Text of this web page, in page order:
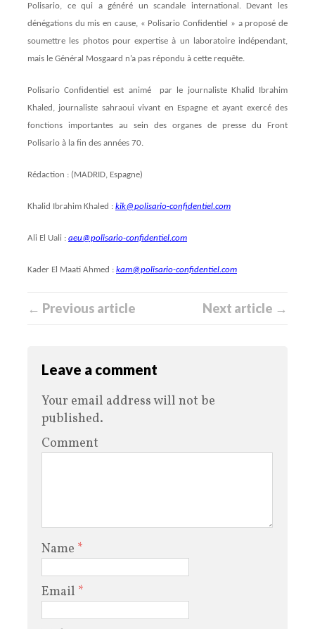
Polisario, ce qui a généré un scandale international. Devant les
dénégations du mis en cause, « Polisario Confidentiel » a proposé de
soumettre les photos pour expertise à un laboratoire indépendant,
mais le Général Mosgaard n’a pas répondu à cette requête.
Polisario Confidentiel est animé par le journaliste Khalid Ibrahim
Khaled, journaliste sahraoui vivant en Espagne et ayant exercé des
fonctions importantes au sein des organes de presse du Front
Polisario à la fin des années 70.
Rédaction : (MADRID, Espagne)
Khalid Ibrahim Khaled : kik@polisario-confidentiel.com
Ali El Uali : aeu@polisario-confidentiel.com
Kader El Maati Ahmed : kam@polisario-confidentiel.com
← Previous article Next article →
Leave a comment
Your email address will not be
published.
Comment
Name *
Email *